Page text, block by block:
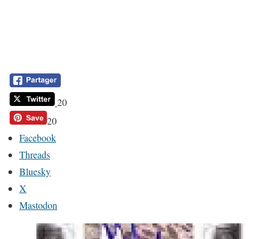
20
20
Facebook
Threads
Bluesky
X
Mastodon